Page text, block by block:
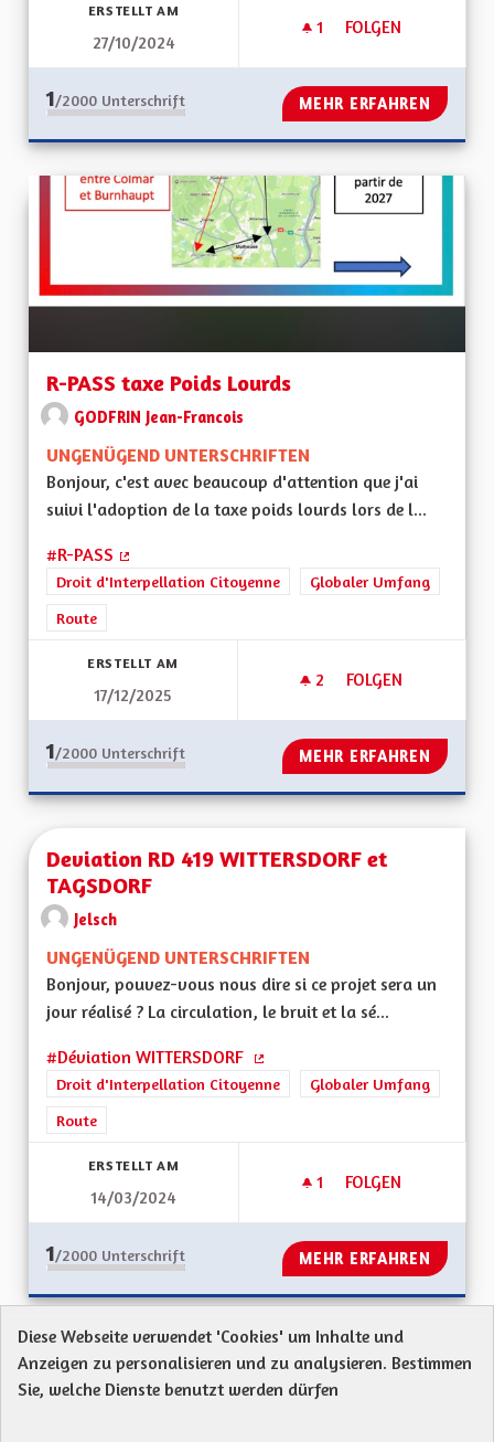
ERSTELLT AM
27/10/2024
1 1 FOLLOWER
FOLGEN
ECO TOURISME
1/2000 Unterschrift MEHR ERFAHREN
R-PASS taxe Poids Lourds
GODFRIN Jean-Francois
UNGENÜGEND UNTERSCHRIFTEN
Bonjour, c'est avec beaucoup d'attention que j'ai
suivi l'adoption de la taxe poids lourds lors de l...
#R-PASS
(Externer Link)
Droit d'Interpellation Citoyenne
Globaler Umfang
Route
ERSTELLT AM
17/12/2025
2 2 FOLLOWER
FOLGEN
R-PASS TAXE
1/2000 Unterschrift MEHR ERFAHREN
Deviation RD 419 WITTERSDORF et
TAGSDORF
Jelsch
UNGENÜGEND UNTERSCHRIFTEN
Bonjour, pouvez-vous nous dire si ce projet sera un
jour réalisé ? La circulation, le bruit et la sé...
#Déviation WITTERSDORF
(Externer Link)
Droit d'Interpellation Citoyenne
Globaler Umfang
Route
ERSTELLT AM
14/03/2024
1 1 FOLLOWER
FOLGEN
DEVIATION RD
1/2000 Unterschrift MEHR ERFAHREN
Protection des Données
Charte de contribution
Diese Webseite verwendet 'Cookies' um Inhalte und
Anzeigen zu personalisieren und zu analysieren. Bestimmen
Sie, welche Dienste benutzt werden dürfen